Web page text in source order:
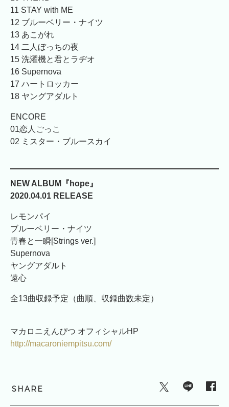
11 STAY with ME
12 ブルーベリー・ナイツ
13 あこがれ
14 二人ぼっちの夜
15 洗濯機と君とラヂオ
16 Supernova
17 ハートロッカー
18 ヤングアダルト
ENCORE
01恋人ごっこ
02 ミスター・ブルースカイ
NEW ALBUM『hope』
2020.04.01 RELEASE
レモンパイ
ブルーベリー・ナイツ
青春と一瞬[Strings ver.]
Supernova
ヤングアダルト
遠心
全13曲収録予定（曲順、収録曲数未定）
マカロニえんぴつ オフィシャルHP
http://macaroniempitsu.com/
SHARE